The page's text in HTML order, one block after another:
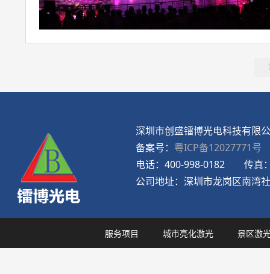
深圳市创盛镭博光电科技有限
备案号： 粤ICP备12027771号
电话： 400-998-0182 传真
公司地址： 深圳市龙岗区南湾
服务项目 城市亮化激光 景区激